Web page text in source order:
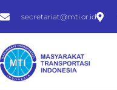
secretariat@mti.or.id